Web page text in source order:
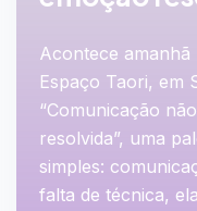
Acontece amanhã
Espaço Taori, em
“Comunicação
resolvida”, uma
simples:
falta de técnica,